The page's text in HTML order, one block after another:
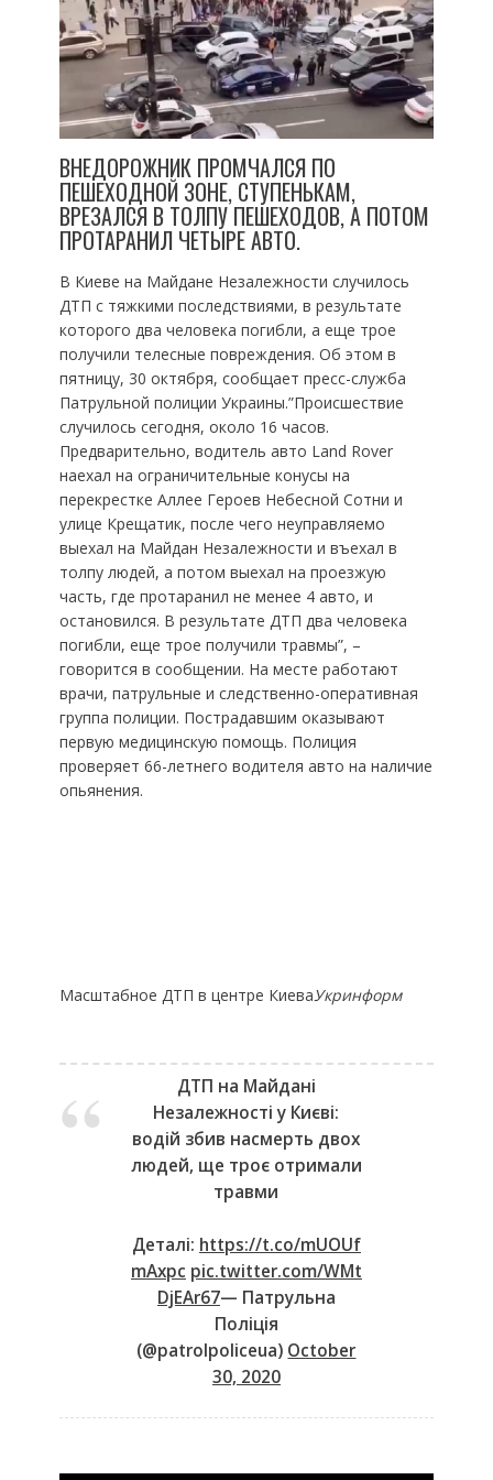
ВНЕДОРОЖНИК ПРОМЧАЛСЯ ПО
ПЕШЕХОДНОЙ ЗОНЕ, СТУПЕНЬКАМ,
ВРЕЗАЛСЯ В ТОЛПУ ПЕШЕХОДОВ, А ПОТОМ
ПРОТАРАНИЛ ЧЕТЫРЕ АВТО.
В Киеве на Майдане Незалежности случилось
ДТП с тяжкими последствиями, в результате
которого два человека погибли, а еще трое
получили телесные повреждения. Об этом в
пятницу, 30 октября, сообщает пресс-служба
Патрульной полиции Украины.”Происшествие
случилось сегодня, около 16 часов.
Предварительно, водитель авто Land Rover
наехал на ограничительные конусы на
перекрестке Аллее Героев Небесной Сотни и
улице Крещатик, после чего неуправляемо
выехал на Майдан Незалежности и въехал в
толпу людей, а потом выехал на проезжую
часть, где протаранил не менее 4 авто, и
остановился. В результате ДТП два человека
погибли, еще трое получили травмы”, –
говорится в сообщении. На месте работают
врачи, патрульные и следственно-оперативная
группа полиции. Пострадавшим оказывают
первую медицинскую помощь. Полиция
проверяет 66-летнего водителя авто на наличие
опьянения.
Масштабное ДТП в центре КиеваУкринформ
ДТП на Майдані
Незалежності у Києві:
водій збив насмерть двох
людей, ще троє отримали
травми
Деталі: https://t.co/mUOUf
mAxpc pic.twitter.com/WMt
DjEAr67— Патрульна
Поліція
(@patrolpoliceua) October
30, 2020